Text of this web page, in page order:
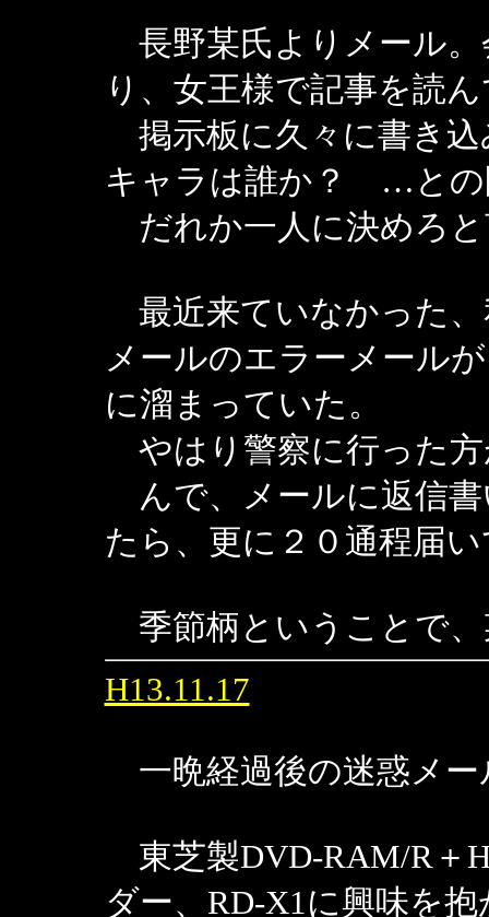
長野某氏よりメール。
り、女王様で記事を読
掲示板に久々に書き
キャラは誰か？ …との
だれか一人に決めろ
最近来ていなかった、
メールのエラーメール
に溜まっていた。
やはり警察に行った
んで、メールに返信
たら、更に２０通程届
季節柄ということで、
H13.11.17
一晩経過後の迷惑メー
東芝製DVD-RAM/R＋
ダー、RD-X1に興味を